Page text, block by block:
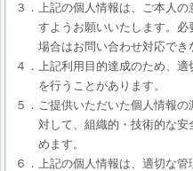
３．上記の個人情報は、ご本人
すようお願いいたします。
場合はお問い合わせ対応でき
４．上記利用目的達成のため、
を行うことがあります。
５．ご提供いただいた個人情報
対して、組織的・技術的な
めます。
６．上記の個人情報は、適切な